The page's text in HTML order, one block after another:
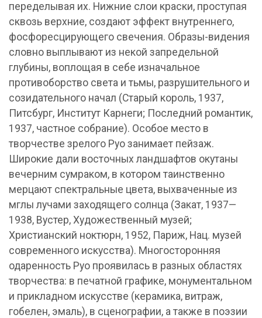
переделывая их. Нижние слои краски, проступая
сквозь верхние, создают эффект внутреннего,
фосфоресцирующего свечения. Образы-видения
словно выплывают из некой запредельной
глубины, воплощая в себе изначальное
противоборство света и тьмы, разрушительного и
созидательного начал (Старый король, 1937,
Питсбург, Институт Карнеги; Последний романтик,
1937, частное собрание). Особое место в
творчестве зрелого Руо занимает пейзаж.
Широкие дали восточных ландшафтов окутаны
вечерним сумраком, в котором таинственно
мерцают спектральные цвета, выхваченные из
мглы лучами заходящего солнца (Закат, 1937—
1938, Вустер, Художественный музей;
Христианский ноктюрн, 1952, Париж, Нац. музей
современного искусства). Многосторонняя
одаренность Руо проявилась в разных областях
творчества: в печатной графике, монументальном
и прикладном искусстве (керамика, витраж,
гобелен, эмаль), в сценографии, а также в поэзии